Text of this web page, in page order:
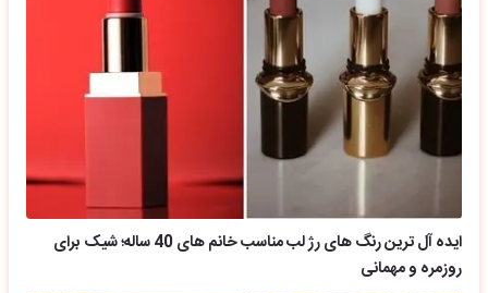
ایده آل ترین رنگ های رژ لب مناسب خانم های 40 ساله؛ شیک برای
روزمره و مهمانی